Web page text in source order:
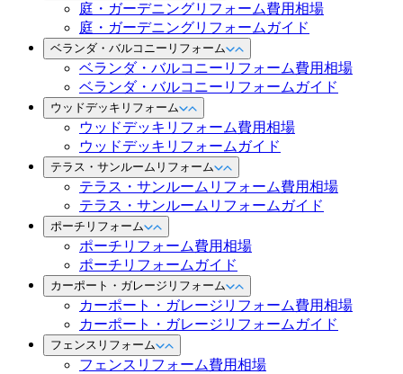
庭・ガーデニングリフォーム費用相場
庭・ガーデニングリフォームガイド
ベランダ・バルコニーリフォーム
ベランダ・バルコニーリフォーム費用相場
ベランダ・バルコニーリフォームガイド
ウッドデッキリフォーム
ウッドデッキリフォーム費用相場
ウッドデッキリフォームガイド
テラス・サンルームリフォーム
テラス・サンルームリフォーム費用相場
テラス・サンルームリフォームガイド
ポーチリフォーム
ポーチリフォーム費用相場
ポーチリフォームガイド
カーポート・ガレージリフォーム
カーポート・ガレージリフォーム費用相場
カーポート・ガレージリフォームガイド
フェンスリフォーム
フェンスリフォーム費用相場